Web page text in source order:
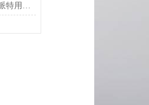
铝渣压块机供应商怎么选？恩派特用实力告诉你答案